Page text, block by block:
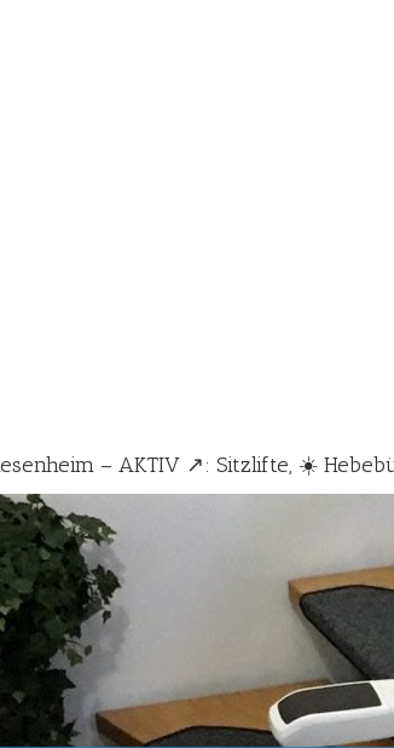
– AKTIV ↗️: Sitzlifte, ☀️